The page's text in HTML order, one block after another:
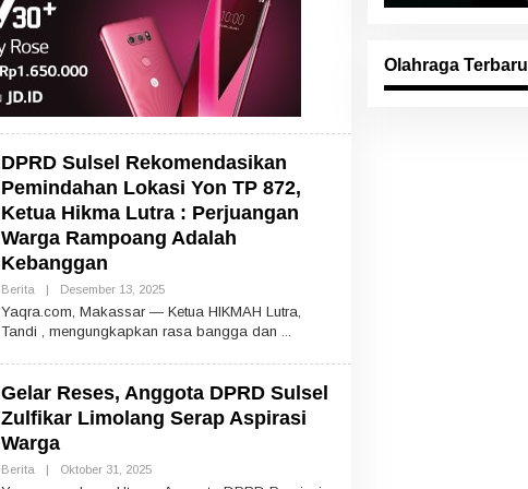
DPRD Sulsel Rekomendasikan
Pemindahan Lokasi Yon TP 872,
Ketua Hikma Lutra : Perjuangan
Warga Rampoang Adalah
Kebanggan
Berita | Desember 13, 2025O
E
H
Yaqra.com, Makassar — Ketua HIKMAH Lutra,
Tandi , mengungkapkan rasa bangga dan
Gelar Reses, Anggota DPRD Sulsel
Zulfikar Limolang Serap Aspirasi
Warga
Berita | Oktober 31, 2025O
Olahraga Terbaru